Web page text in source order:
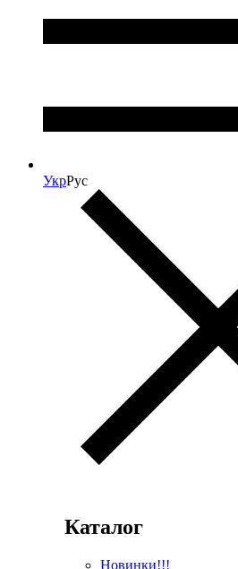
УкрРус
Каталог
Новинки!!!